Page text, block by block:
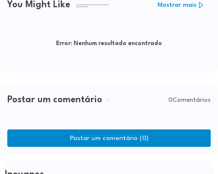
You Might Like Mostrar mais
Error: Nenhum resultado encontrado
Postar um comentário 0Comentários
Postar um comentário (0)